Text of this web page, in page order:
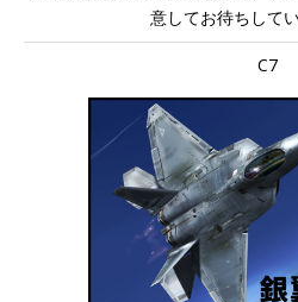
意してお待ちして
C7